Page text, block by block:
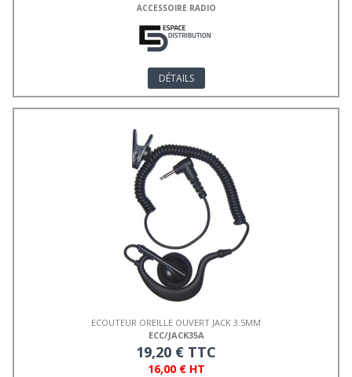
ACCESSOIRE RADIO
DÉTAILS
ECOUTEUR OREILLE OUVERT JACK 3.5MM
ECC/JACK35A
19,20 € TTC
16,00 € HT